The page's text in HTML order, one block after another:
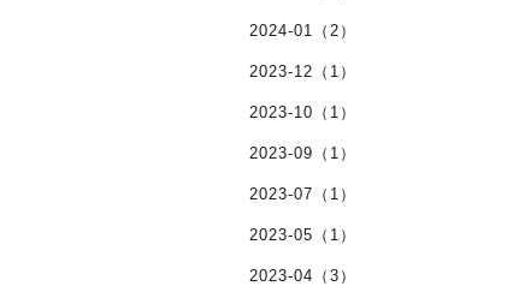
2024-01（2）
2023-12（1）
2023-10（1）
2023-09（1）
2023-07（1）
2023-05（1）
2023-04（3）